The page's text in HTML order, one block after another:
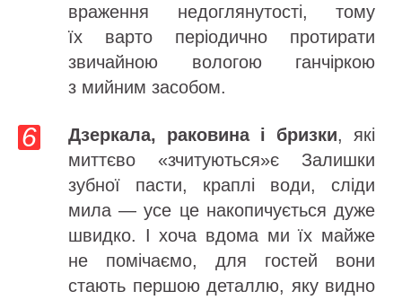
враження недоглянутості, тому
їх варто періодично протирати
звичайною вологою ганчіркою
з мийним засобом.
Дзеркала, раковина і бризки, які
миттєво «зчитуються»є Залишки
зубної пасти, краплі води, сліди
мила — усе це накопичується дуже
швидко. І хоча вдома ми їх майже
не помічаємо, для гостей вони
стають першою деталлю, яку видно